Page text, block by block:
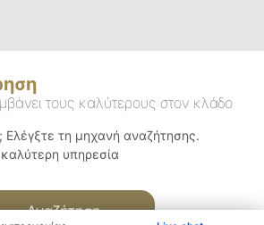
τους καλύτερους στον κλάδο
Ελέγξτε τη μηχανή αναζήτησης.
υπηρεσία
Αναζήτηση